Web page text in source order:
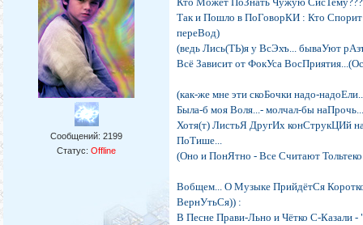
Сообщений:2199
Статус:Offline
Так и Пошло в ПоГоворКИ : Кто
переВод)
(ведь Лись(ТЬ)я у ВсЭхъ... бываУют
Всё Зависит от ФокУса
(как-же мне эти скоБочки надо-
Была-б моя Воля...- молчал-бы
Хотя(т) ЛистьЯ ДругИх конСтрукЦИй
ПоТише...
(Оно и ПонЯтно - Все Считают
Вобщем... О Музыке ПрийдётСя
ВернУтьСя)) :
В Песне Прави-Льно и Чётко С-Казали